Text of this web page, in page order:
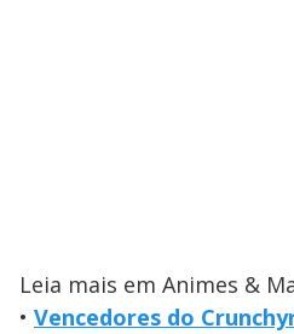
Leia mais em Animes &
• Vencedores do